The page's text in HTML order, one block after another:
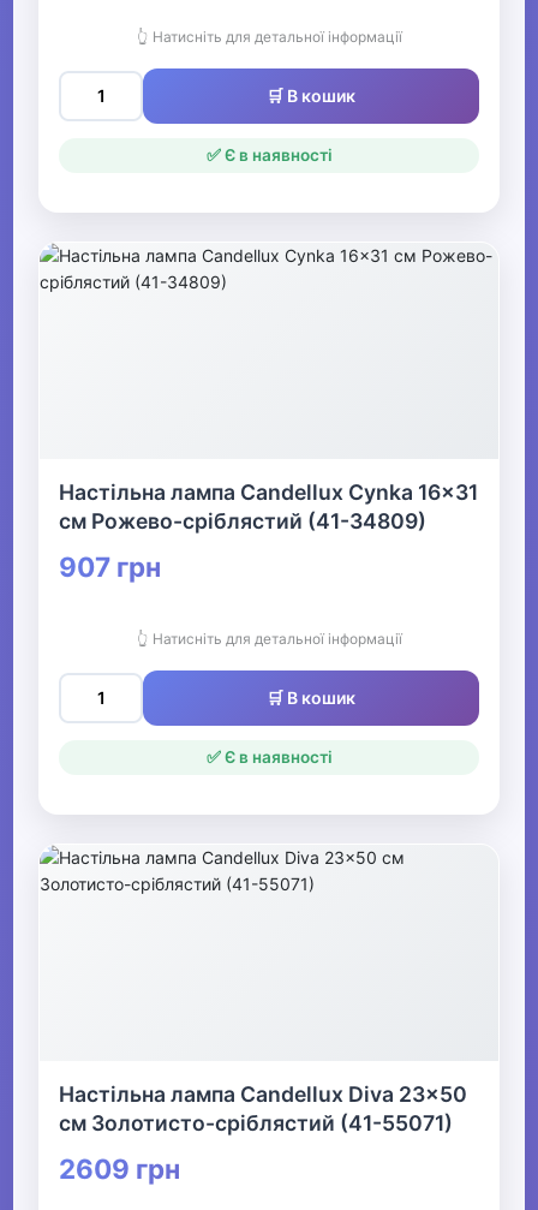
👆 Натисніть для детальної інформації
🛒 В кошик
✅ Є в наявності
Настільна лампа Candellux Cynka 16x31
см Рожево-сріблястий (41-34809)
907 грн
👆 Натисніть для детальної інформації
🛒 В кошик
✅ Є в наявності
Настільна лампа Candellux Diva 23x50
см Золотисто-сріблястий (41-55071)
2609 грн